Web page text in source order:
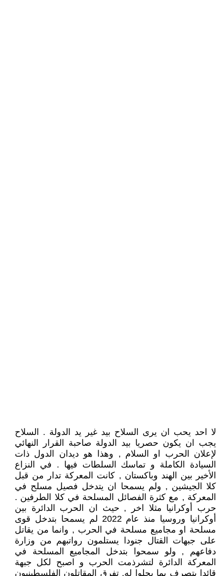
لا احد يحب ان يرى السلاح بيد غير يد الدولة . السلاح
يجب ان يكون حصريا بيد الدولة صاحبة القرار النهائي
لإعلان الحرب او السلام , وهذا هو ديدان الدول ذات
السيادة الكاملة و تماسك السلطات فيها . في النزاع
الأخير بين الهند وباكستان , كانت المعركة تدار من قبل
كلا الجيشين , ولم يسمحا ان يتدخل فصيل مسلح في
المعركة , مع كثرة الفصائل المسلحة في كلا الطرفين .
حرب أوكرانيا مثلا اخر , حيث ان الحرب الدائرة بين
أوكرانيا وروسيا منذ عام 2022 لم يسمحا بتدخل قوى
مسلحة او مجاميع مسلحة في الحرب , وانما من يقاتل
على جبهات القتال جنودا يستلمون رواتبهم من وزارة
دفاعهم , ولو سمحوا بتدخل المجاميع المسلحة في
المعركة الدائرة لتشرذمت الحرب و اصبح لكل جبهة
قائدا يتصرف بما يحلوا له. تفرق المقاتلون الفلسطينيون